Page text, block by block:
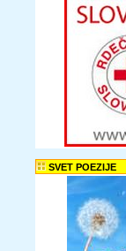
SVET POEZIJE